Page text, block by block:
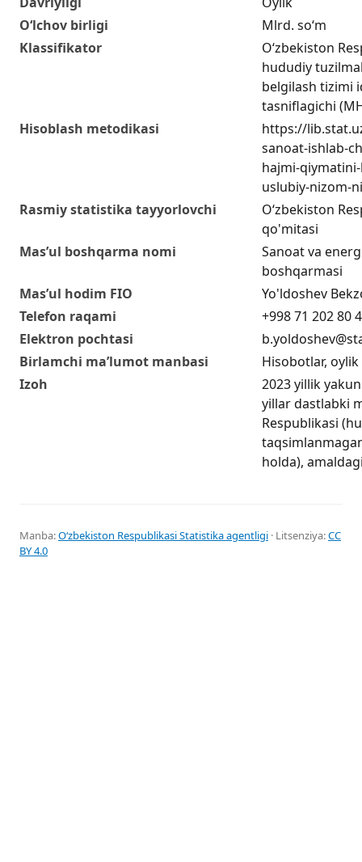
O‘lchov birligi
Mlrd. so‘m
Klassifikator
O‘zbekiston
hududiy
belgilash tizimi
tasniflagichi
Hisoblash metodikasi
https://
sanoat-ishlab-
hajmi-
uslubiy-nizom-
Rasmiy statistika tayyorlovchi
O‘zbekiston
qo'mitasi
Mas’ul boshqarma nomi
Sanoat va
boshqarmasi
Mas’ul hodim FIO
Yo'ldoshev
Telefon raqami
+998 71 202 80
Elektron pochtasi
Birlamchi ma’lumot manbasi
Hisobotlar,
Izoh
2023 yillik
yillar dastlabki
Respublikasi
holda),
Manba:Oʻzbekiston Respublikasi Statistika agentligi · Litsenziya:CC
BY 4.0